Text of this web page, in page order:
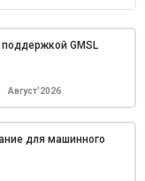
Август’2026
GMSL
для машинного